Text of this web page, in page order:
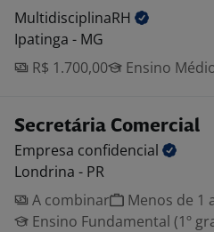
MultidisciplinaRH
Ipatinga - MG
R$ 1.700,00
Ensino
Secretária Comercial
Empresa confidencial
Londrina - PR
A combinar
Menos de 1
Ensino Fundamental (1º